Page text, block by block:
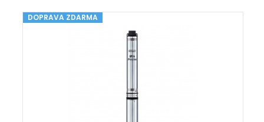
MOMENTÁLNĚ VYPRODÁNO
DOPRAVA ZDARMA